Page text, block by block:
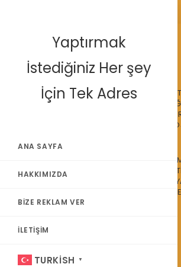
Yaptırmak
İstediğiniz Her şey
İçin Tek Adres
ANA SAYFA
HAKKIMIZDA
BIZE REKLAM VER
İLETIŞIM
TURKISH ▼
AKADEMİK
BİREYSEL
ÇEVİRİ VE
PROJE
,
PROJE